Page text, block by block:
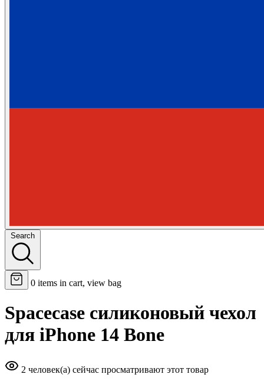
Search
0 items in cart, view bag
Spacecase силиконовый чехол
для iPhone 14 Bone
2 человек(а) сейчас просматривают этот товар